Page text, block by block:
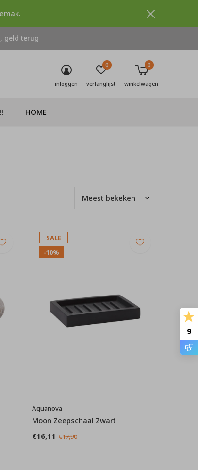
HOME
inloggen verlanglijst
0
winkelwagen
0
geld terug
SALE
-10%
Aquanova
Moon Zeepschaal Zwart
€16,11 €17,90
9